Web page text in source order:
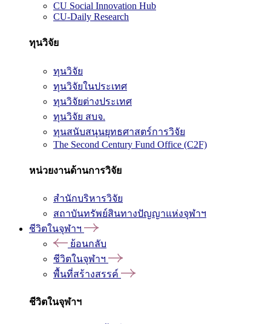
CU Social Innovation Hub
CU-Daily Research
ทุนวิจัย
ทุนวิจัย
ทุนวิจัยในประเทศ
ทุนวิจัยต่างประเทศ
ทุนวิจัย สบจ.
ทุนสนับสนุนยุทธศาสตร์การวิจัย
The Second Century Fund Office (C2F)
หน่วยงานด้านการวิจัย
สำนักบริหารวิจัย
สถาบันทรัพย์สินทางปัญญาแห่งจุฬาฯ
ชีวิตในจุฬาฯ
ย้อนกลับ
ชีวิตในจุฬาฯ
พื้นที่สร้างสรรค์
ชีวิตในจุฬาฯ